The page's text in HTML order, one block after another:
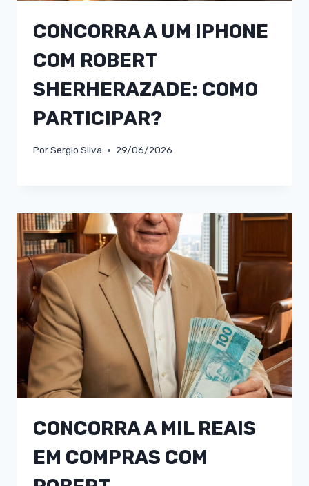
CONCORRA A UM IPHONE
COM ROBERT
SHERHERAZADE: COMO
PARTICIPAR?
PorSergio Silva 29/06/2026
CONCORRA A MIL REAIS
EM COMPRAS COM